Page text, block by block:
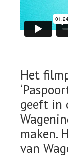
Het
geeft in
maken.
van